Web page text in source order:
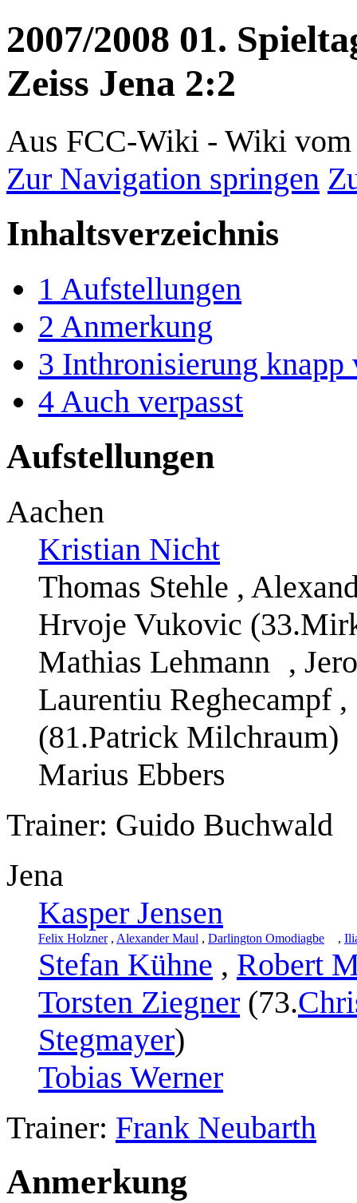
2007/2008 01.
Zeiss Jena 2:2
Aus FCC-Wiki - Wiki vom
Zur Navigation springen
Inhaltsverzeichnis
1 Aufstellungen
2 Anmerkung
3 Inthronisierung knapp
4 Auch verpasst
Aufstellungen
Aachen
Kristian Nicht
Thomas Stehle ,
Hrvoje Vukovic
Mathias Lehmann ,
Laurentiu Reghecampf
(81.Patrick Milchraum)
Marius Ebbers
Trainer: Guido Buchwald
Jena
Kasper Jensen
Felix Holzner, Alexander Maul , Darlington Omodiagbe ,
Stefan Kühne , Robert
Torsten Ziegner (73.
Stegmayer)
Tobias Werner
Trainer: Frank Neubarth
Anmerkung